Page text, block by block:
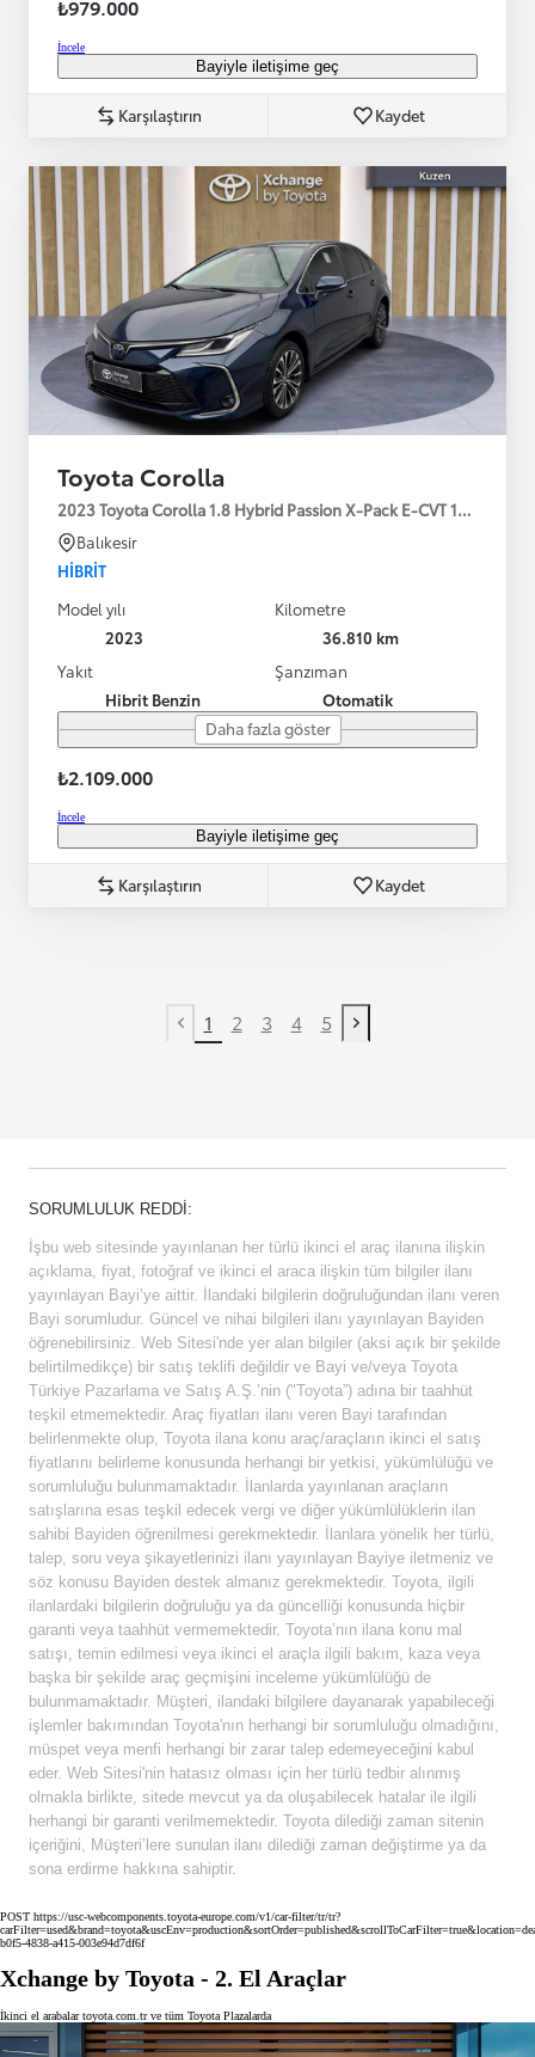
₺979.000
İncele
Bayiyle iletişime geç
Karşılaştırın Kaydet
Toyota Corolla
2023 Toyota Corolla 1.8 Hybrid Passion X-Pack E-CVT 140HP
Balıkesir
HIBRIT
Model yılı
2023
Kilometre
36.810 km
Yakıt
Hibrit Benzin
Şanzıman
Otomatik
Daha fazla göster
₺2.109.000
İncele
Bayiyle iletişime geç
Karşılaştırın Kaydet
Previous page
1 2 3 4 5
Next page
SORUMLULUK REDDI:
İşbu web sitesinde yayınlanan her türlü ikinci el araç ilanına ilişkin
açıklama, fiyat, fotoğraf ve ikinci el araca ilişkin tüm bilgiler ilanı
yayınlayan Bayi’ye aittir. İlandaki bilgilerin doğruluğundan ilanı veren
Bayi sorumludur. Güncel ve nihai bilgileri ilanı yayınlayan Bayiden
öğrenebilirsiniz. Web Sitesi'nde yer alan bilgiler (aksi açık bir şekilde
belirtilmedikçe) bir satış teklifi değildir ve Bayi ve/veya Toyota
Türkiye Pazarlama ve Satış A.Ş.’nin ("Toyota”) adına bir taahhüt
teşkil etmemektedir. Araç fiyatları ilanı veren Bayi tarafından
belirlenmekte olup, Toyota ilana konu araç/araçların ikinci el satış
fiyatlarını belirleme konusunda herhangi bir yetkisi, yükümlülüğü ve
sorumluluğu bulunmamaktadır. İlanlarda yayınlanan araçların
satışlarına esas teşkil edecek vergi ve diğer yükümlülüklerin ilan
sahibi Bayiden öğrenilmesi gerekmektedir. İlanlara yönelik her türlü,
talep, soru veya şikayetlerinizi ilanı yayınlayan Bayiye iletmeniz ve
söz konusu Bayiden destek almanız gerekmektedir. Toyota, ilgili
ilanlardaki bilgilerin doğruluğu ya da güncelliği konusunda hiçbir
garanti veya taahhüt vermemektedir. Toyota’nın ilana konu mal
satışı, temin edilmesi veya ikinci el araçla ilgili bakım, kaza veya
başka bir şekilde araç geçmişini inceleme yükümlülüğü de
bulunmamaktadır. Müşteri, ilandaki bilgilere dayanarak yapabileceği
işlemler bakımından Toyota'nın herhangi bir sorumluluğu olmadığını,
müspet veya menfi herhangi bir zarar talep edemeyeceğini kabul
eder. Web Sitesi'nin hatasız olması için her türlü tedbir alınmış
olmakla birlikte, sitede mevcut ya da oluşabilecek hatalar ile ilgili
herhangi bir garanti verilmemektedir. Toyota dilediği zaman sitenin
içeriğini, Müşteri’lere sunulan ilanı dilediği zaman değiştirme ya da
sona erdirme hakkına sahiptir.
POST https://usc-webcomponents.toyota-europe.com/v1/car-filter/tr/tr?
b0f5-4838-a415-003e94d7df6f
Xchange by Toyota - 2. El Araçlar
İkinci el arabalar toyota.com.tr ve tüm Toyota Plazalarda